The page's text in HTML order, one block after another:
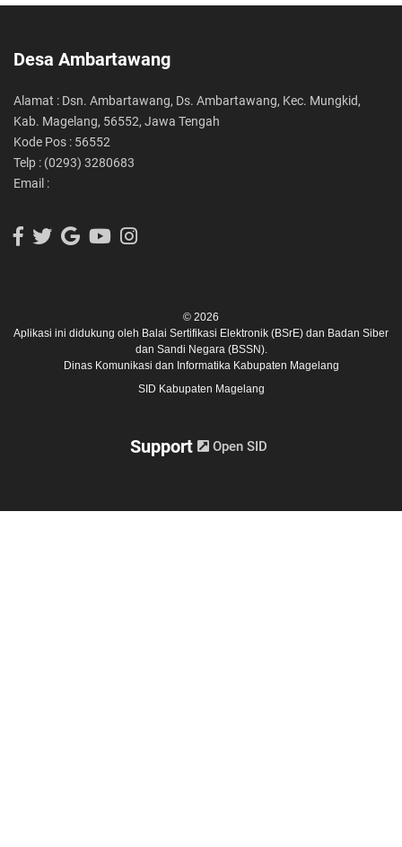
Desa Ambartawang
Alamat : Dsn. Ambartawang, Ds. Ambartawang, Kec. Mungkid,
Kab. Magelang, 56552, Jawa Tengah
Kode Pos : 56552
Telp : (0293) 3280683
Email :
© 2026
Aplikasi ini didukung oleh Balai Sertifikasi Elektronik (BSrE) dan Badan Siber
dan Sandi Negara (BSSN).
Dinas Komunikasi dan Informatika Kabupaten Magelang
SID Kabupaten Magelang
Support Open SID